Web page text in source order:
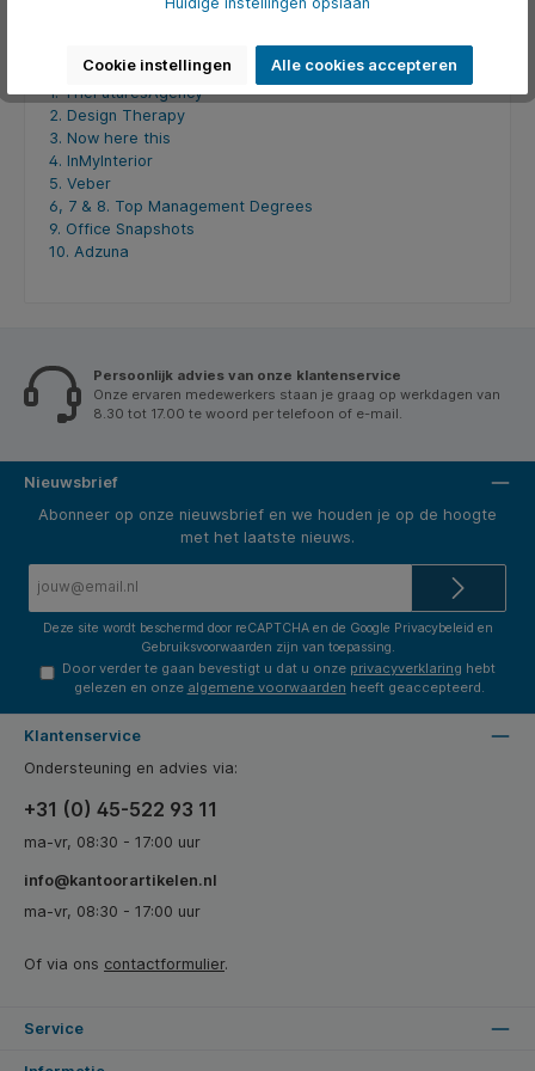
Beeld gevonden via:
1. TheFuturesAgency
2. Design Therapy
3. Now here this
4. InMyInterior
5. Veber
6, 7 & 8. Top Management Degrees
9. Office Snapshots
10. Adzuna
Persoonlijk advies van onze klantenservice
Onze ervaren medewerkers staan je graag op werkdagen van
8.30 tot 17.00 te woord per telefoon of e-mail.
Nieuwsbrief
Abonneer op onze nieuwsbrief en we houden je op de hoogte
met het laatste nieuws.
Deze site wordt beschermd door reCAPTCHA en de Google Privacybeleid en
Gebruiksvoorwaarden zijn van toepassing.
Door verder te gaan bevestigt u dat u onze privacyverklaring hebt
gelezen en onze algemene voorwaarden heeft geaccepteerd.
Klantenservice
Ondersteuning en advies via:
+31 (0) 45-522 93 11
ma-vr, 08:30 - 17:00 uur
info@kantoorartikelen.nl
ma-vr, 08:30 - 17:00 uur
Of via ons contactformulier.
Service
Cookie instellingen Alle cookies accepteren